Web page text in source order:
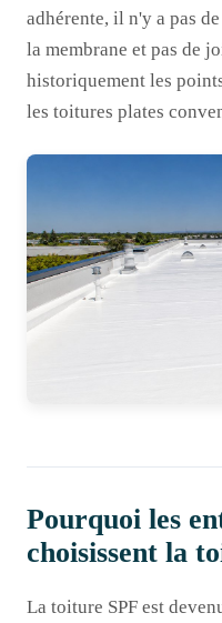
adhérente, il n'y a pas
la membrane et pas de
historiquement les
les toitures plates
Pourquoi les
choisissent la
La toiture SPF est